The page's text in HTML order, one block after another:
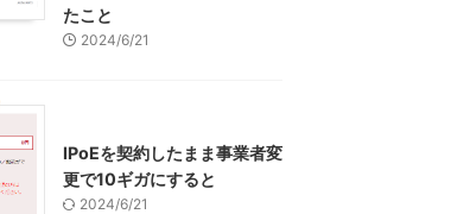
たこと
2024/6/21
IPoEを契約したまま事業者変
更で10ギガにすると
2024/6/21